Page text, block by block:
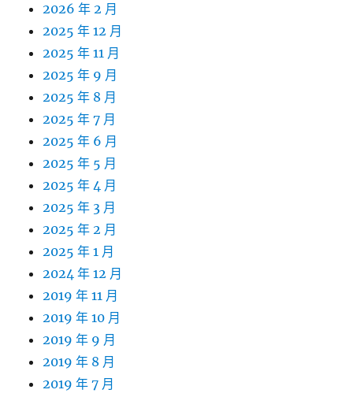
2026 年 2 月
2025 年 12 月
2025 年 11 月
2025 年 9 月
2025 年 8 月
2025 年 7 月
2025 年 6 月
2025 年 5 月
2025 年 4 月
2025 年 3 月
2025 年 2 月
2025 年 1 月
2024 年 12 月
2019 年 11 月
2019 年 10 月
2019 年 9 月
2019 年 8 月
2019 年 7 月